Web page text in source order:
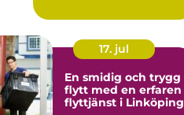
17. jul
En smidig och trygg
flytt med en erfaren
flyttjänst i Linköping